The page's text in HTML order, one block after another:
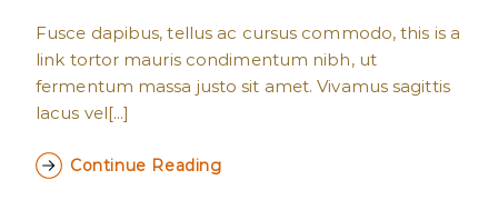
Fusce dapibus, tellus ac cursus commodo, this is a
link tortor mauris condimentum nibh, ut
fermentum massa justo sit amet. Vivamus sagittis
lacus vel[...]
Continue Reading